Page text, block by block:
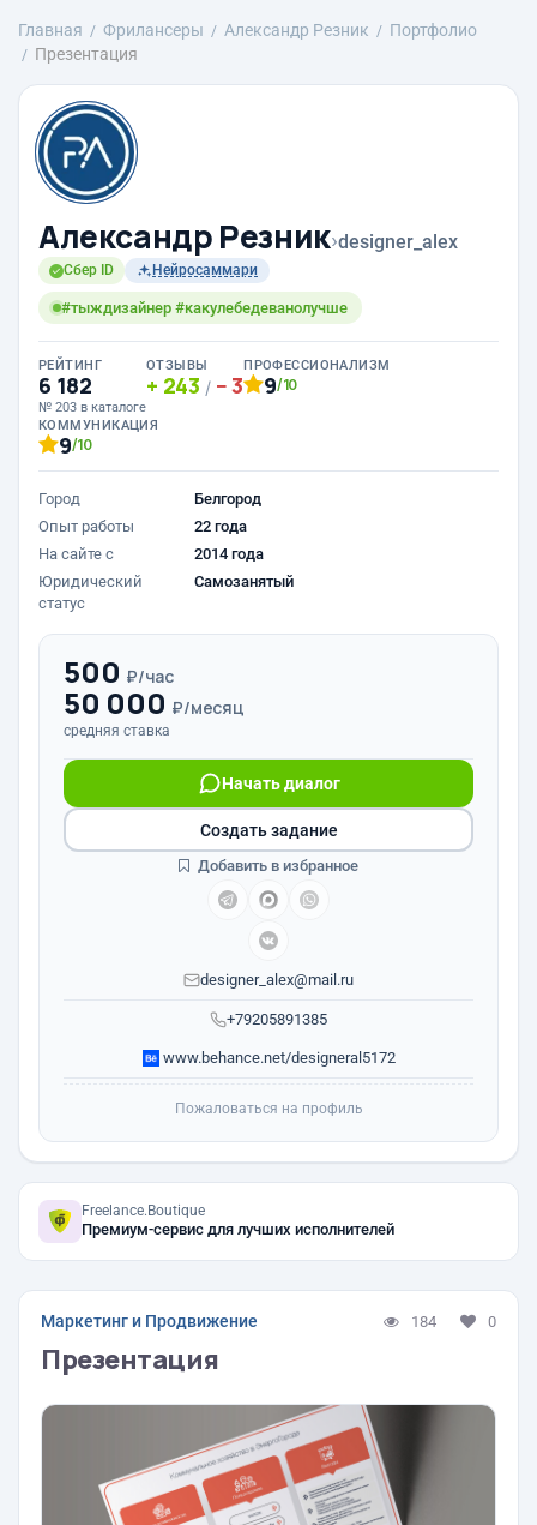
Главная Фрилансеры Александр Резник
Портфолио
Презентация
Александр Резник›designer_alex
Сбер ID Нейросаммари
#тыждизайнер #какулебедеванолучше
РЕЙТИНГ
6 182
№ 203 в каталоге
ОТЗЫВЫ
243 / 3
ПРОФЕССИОНАЛИЗМ
9/10
КОММУНИКАЦИЯ
9/10
Город
Белгород
Опыт работы
22 года
На сайте с
2014 года
Юридический
статус
Самозанятый
500 ₽/час
50 000 ₽/месяц
средняя ставка
+79205891385
Начать диалог
designer_alex@mail.ru
www.behance.net/designeral5172
Создать задание
Добавить в избранное
Пожаловаться на профиль
Freelance.Boutique
Премиум-сервис для лучших исполнителей
Маркетинг и Продвижение 184 0
Презентация